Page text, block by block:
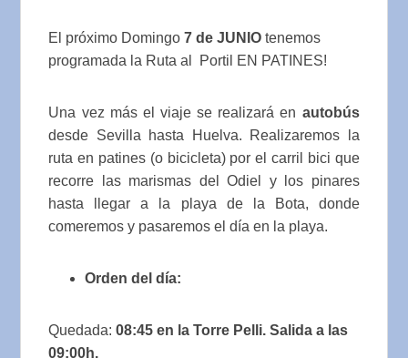
El próximo Domingo7 de JUNIO tenemos
programada la Ruta al Portil EN PATINES!
Una vez más el viaje se realizará en autobús
desde Sevilla hasta Huelva. Realizaremos la
ruta en patines (o bicicleta) por el carril bici que
recorre las marismas del Odiel y los pinares
hasta llegar a la playa de la Bota, donde
comeremos y pasaremos el día en la playa.
Orden del día:
Quedada:08:45 en la Torre Pelli. Salida a las
09:00h.